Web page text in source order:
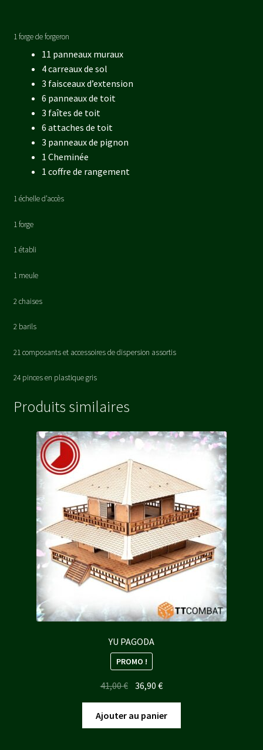
1 forge de forgeron
11 panneaux muraux
4 carreaux de sol
3 faisceaux d’extension
6 panneaux de toit
3 faîtes de toit
6 attaches de toit
3 panneaux de pignon
1 Cheminée
1 coffre de rangement
1 échelle d’accès
1 forge
1 établi
1 meule
2 chaises
2 barils
21 composants et accessoires de dispersion assortis
24 pinces en plastique gris
Produits similaires
YU PAGODA
PROMO !
41,00€ Le
initial
était :
36,90€Le
actuel
est :
Ajouter au panier